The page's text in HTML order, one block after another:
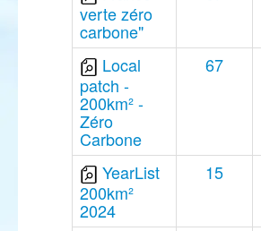
verte zéro
carbone"
Local
patch -
200km² -
Zéro
Carbone
67
YearList
200km²
2024
15